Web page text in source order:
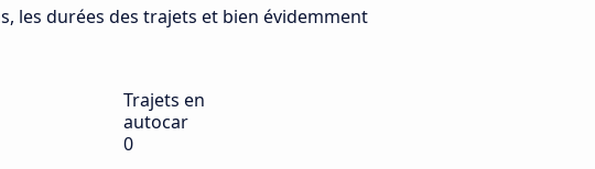
les durées des trajets et bien évidemment
Trajets en
autocar
0